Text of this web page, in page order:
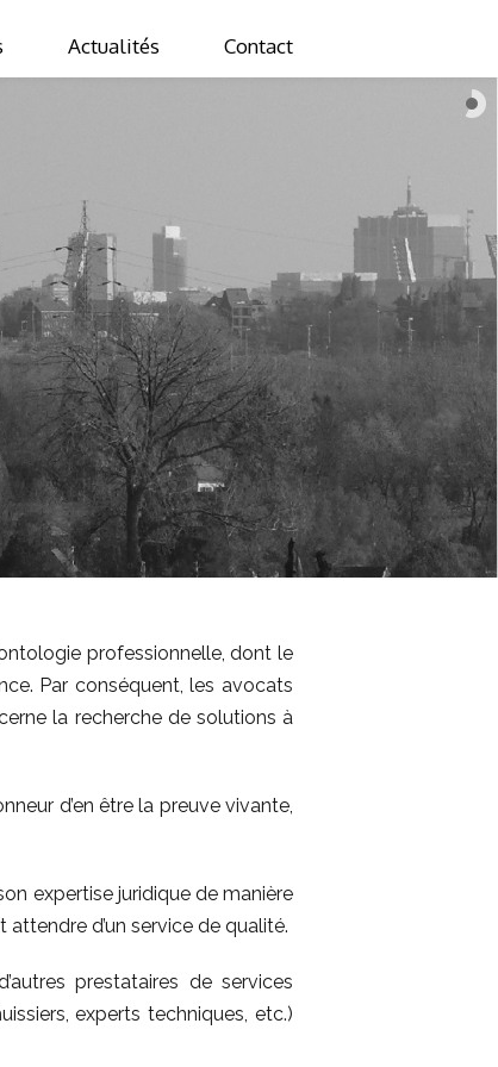
Actualités Contact
professionnelle, dont le
Par conséquent, les avocats
la recherche de solutions à
d’en être la preuve vivante,
expertise juridique de manière
d’un service de qualité.
prestataires de services
experts techniques, etc.)